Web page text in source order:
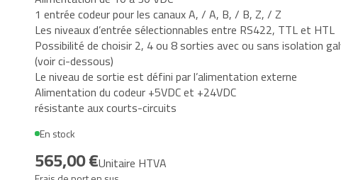
1 entrée codeur pour les canaux A, / A, B, / B, Z, / Z
Les niveaux d’entrée sélectionnables entre RS422, TTL et HTL
Possibilité de choisir 2, 4 ou 8 sorties avec ou sans isolation
(voir ci-dessous)
Le niveau de sortie est défini par l’alimentation externe
Alimentation du codeur +5VDC et +24VDC
résistante aux courts-circuits
En stock
565,00 €Unitaire HTVA